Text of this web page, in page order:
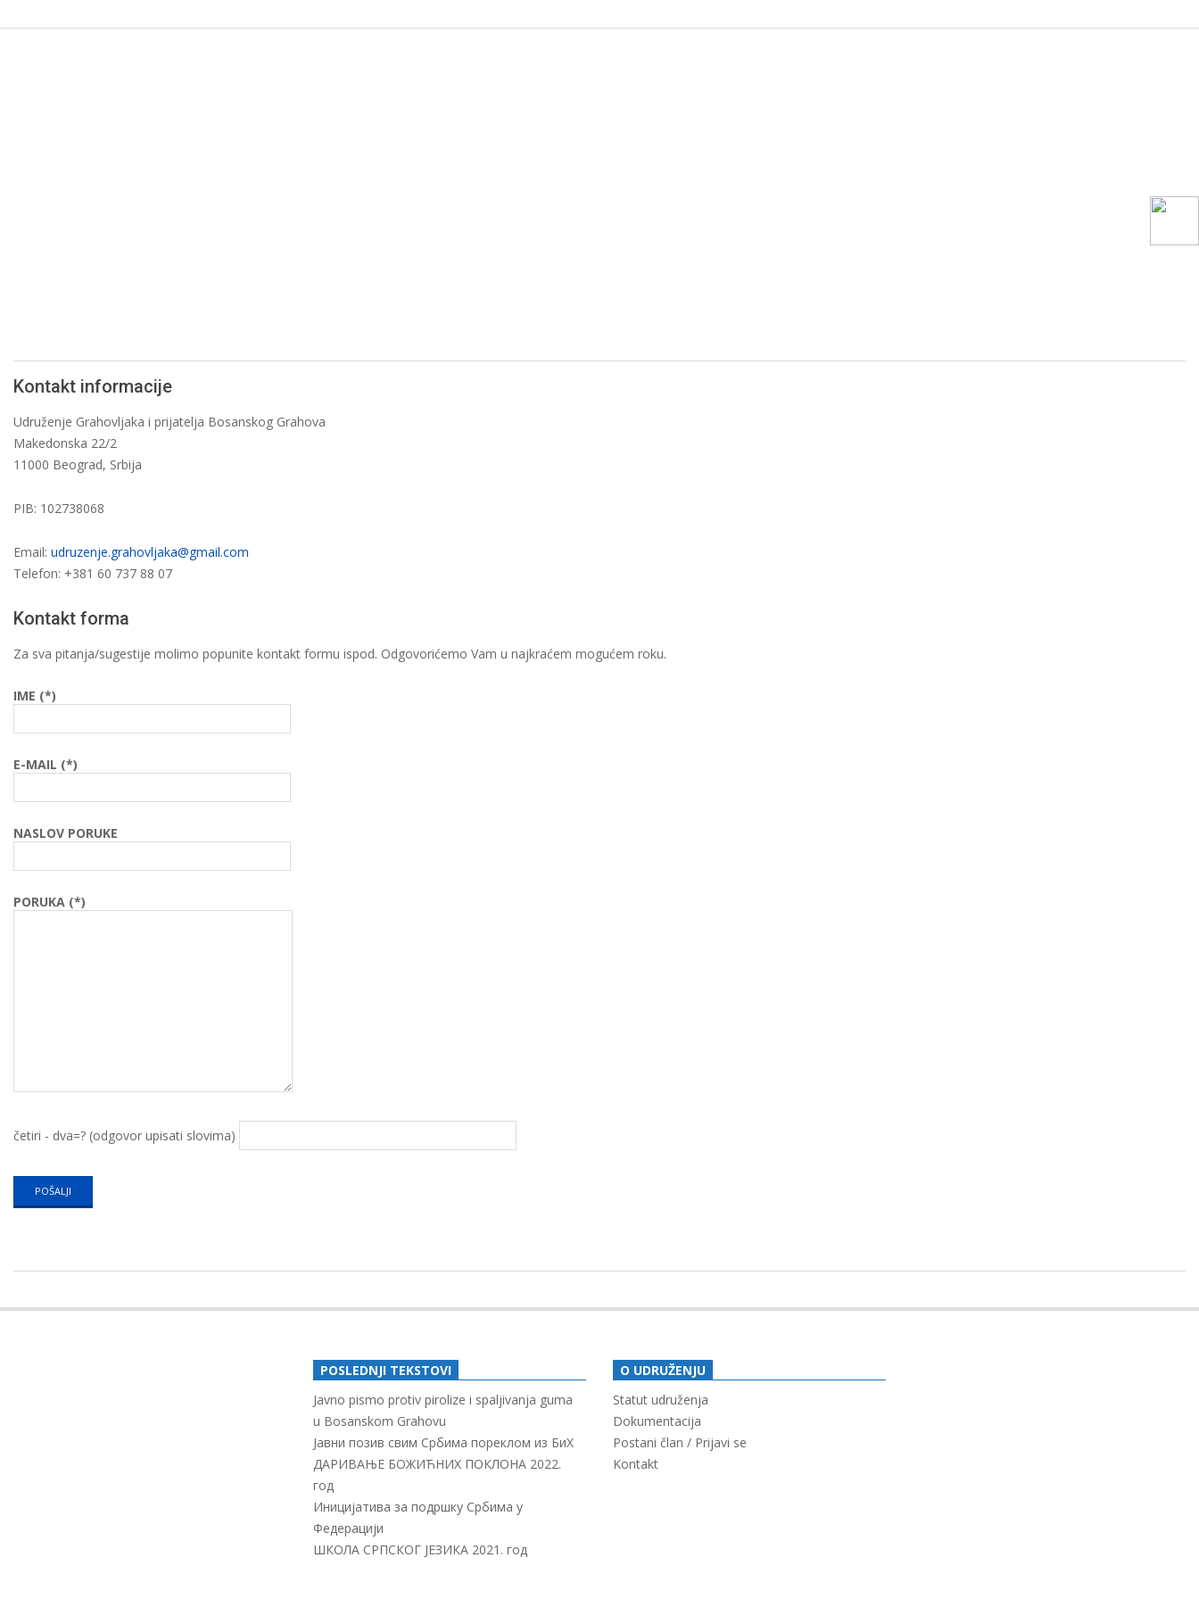
BOSANSKOG
Kontakt informacije
Udruženje Grahovljaka i prijatelja Bosanskog Grahova
Makedonska 22/2
11000 Beograd, Srbija
PIB: 102738068
Email: udruzenje.grahovljaka@gmail.com
Telefon: +381 60 737 88 07
Kontakt forma
Za sva pitanja/sugestije molimo popunite kontakt formu ispod. Odgovorićemo Vam u najkraćem mogućem roku.
IME (*)
E-MAIL (*)
NASLOV PORUKE
PORUKA (*)
četiri - dva=? (odgovor upisati slovima)
POSLEDNJI TEKSTOVI
Javno pismo protiv pirolize i spaljivanja guma
u Bosanskom Grahovu
Јавни позив свим Србима пореклом из БиХ
ДАРИВАЊЕ БОЖИЋНИХ ПОКЛОНА 2022.
год
Иницијатива за подршку Србима у
Федерацији
ШКОЛА СРПСКОГ ЈЕЗИКА 2021. год
O UDRUŽENJU
Statut udruženja
Dokumentacija
Postani član / Prijavi se
Kontakt